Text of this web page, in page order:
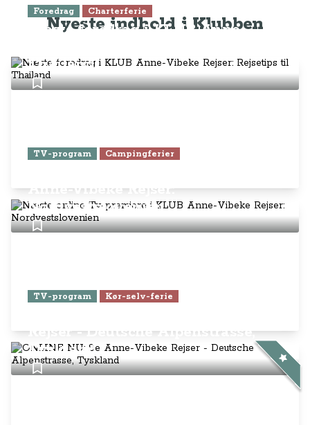
Nyeste indhold i Klubben
Foredrag Charterferie
Næste foredrag i KLUB Anne-
Thailand
TV-program Campingferier
Anne-Vibeke Rejser:
Nordvestslovenien
TV-program Kør-selv-ferie
Rejser - Deutsche Alpenstrasse,
Tyskland